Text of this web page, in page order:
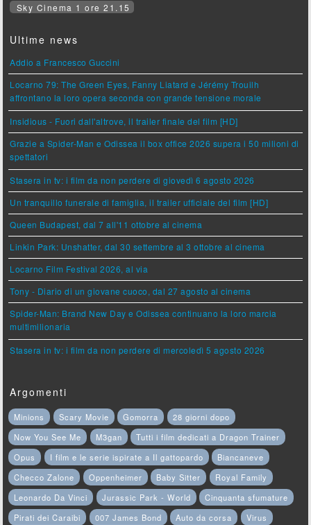
Sky Cinema 1 ore 21.15
Ultime news
Addio a Francesco Guccini
Locarno 79: The Green Eyes, Fanny Liatard e Jérémy Trouilh
affrontano la loro opera seconda con grande tensione morale
Insidious - Fuori dall'altrove, il trailer finale del film [HD]
Grazie a Spider-Man e Odissea il box office 2026 supera i 50 milioni di
spettatori
Stasera in tv: i film da non perdere di giovedì 6 agosto 2026
Un tranquillo funerale di famiglia, il trailer ufficiale del film [HD]
Queen Budapest, dal 7 all'11 ottobre al cinema
Linkin Park: Unshatter, dal 30 settembre al 3 ottobre al cinema
Locarno Film Festival 2026, al via
Tony - Diario di un giovane cuoco, dal 27 agosto al cinema
Spider-Man: Brand New Day e Odissea continuano la loro marcia
multimilionaria
Stasera in tv: i film da non perdere di mercoledì 5 agosto 2026
Argomenti
Minions Scary Movie Gomorra
28 giorni dopo
Now You See Me
M3gan
Tutti i film dedicati a Dragon Trainer
Opus
I film e le serie ispirate a Il gattopardo
Biancaneve
Checco Zalone
Oppenheimer Baby Sitter
Royal Family
Leonardo Da Vinci
Jurassic Park - World
Cinquanta sfumature
Pirati dei Caraibi
007 James Bond Auto da corsa
Virus